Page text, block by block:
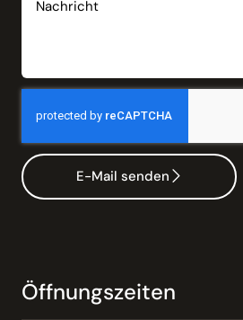
E-Mail senden
Öffnungszeiten